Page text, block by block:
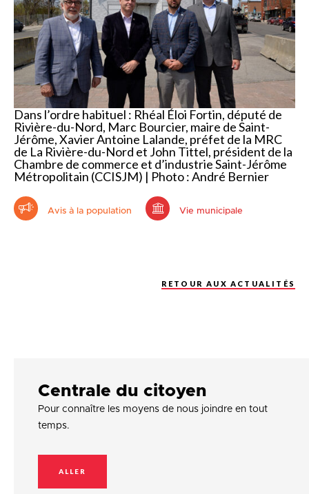
Dans l’ordre habituel : Rhéal Éloi Fortin, député de
Rivière-du-Nord, Marc Bourcier, maire de Saint-
Jérôme, Xavier Antoine Lalande, préfet de la MRC
de La Rivière-du-Nord et John Tittel, président de la
Chambre de commerce et d’industrie Saint-Jérôme
Métropolitain (CCISJM) | Photo : André Bernier
Avis à la population Vie municipale
RETOUR AUX ACTUALITÉS
Centrale du citoyen
Pour connaître les moyens de nous joindre en tout
temps.
ALLER